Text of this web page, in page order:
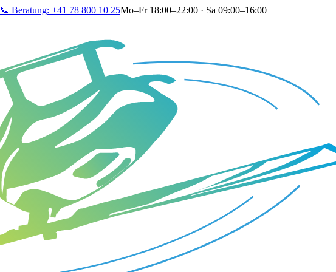
📞 Beratung: +41 78 800 10 25Mo–Fr 18:00–22:00 · Sa 09:00–16:00